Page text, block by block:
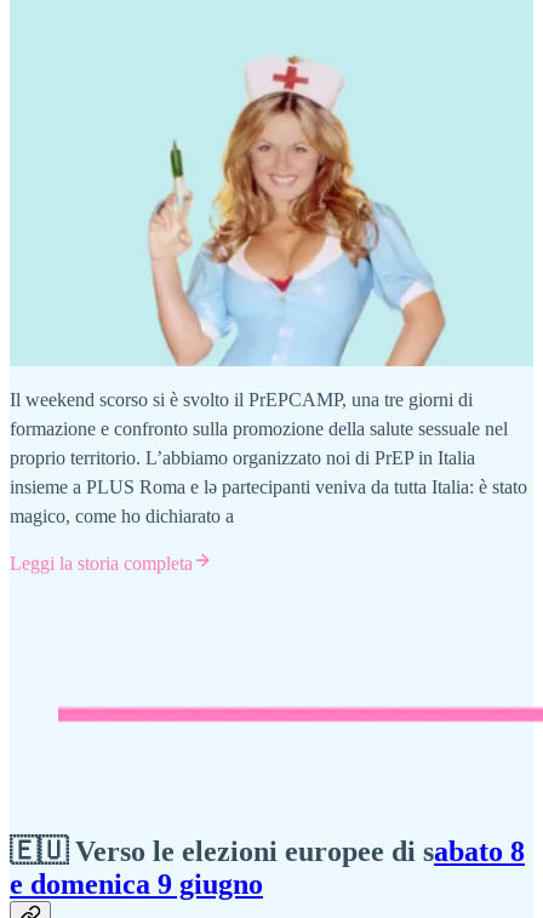
Il weekend scorso si è svolto il PrEPCAMP, una tre giorni di
formazione e confronto sulla promozione della salute sessuale nel
proprio territorio. L’abbiamo organizzato noi di PrEP in Italia
insieme a PLUS Roma e lə partecipanti veniva da tutta Italia: è stato
magico, come ho dichiarato a
Leggi la storia completa
🇪🇺 Verso le elezioni europee di sabato 8
e domenica 9 giugno